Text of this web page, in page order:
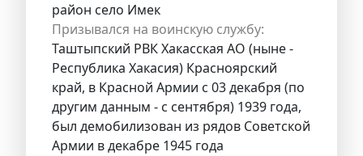
район село Имек
Призывался на воинскую службу:
Таштыпский РВК Хакасская АО (ныне -
Республика Хакасия) Красноярский
край, в Красной Армии с 03 декабря (по
другим данным - с сентября) 1939 года,
был демобилизован из рядов Советской
Армии в декабре 1945 года